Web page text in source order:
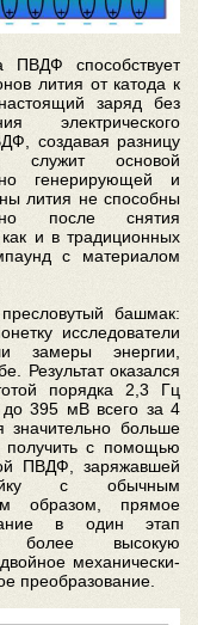
ПВДФ способствует
лития от катода к
заряд без
электрического
создавая разницу
служит основой
генерирующей и
лития не способны
после снятия
как и в традиционных
с материалом
башмак:
исследователи
замеры энергии,
Результат оказался
порядка 2,3 Гц
до 395 мВ всего за 4
больше
получить с помощью
ПВДФ, заряжавшей
с обычным
образом, прямое
в один этап
более высокую
механически-
преобразование.